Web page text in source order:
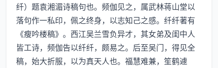
纤）题袁湘湄诗稿句也。频伽见之，属武林蒋山堂以
落句作一私印，佩之终身，以志知己之感。纤纤著有
《瘦吟楼稿》。西江吴兰雪负异才，其女弟及闺中人
皆工诗，频伽告以纤纤，颇易之。后至吴门，得见全
稿，始大折服，以为真天人也。福慧难兼，笙鹤遽